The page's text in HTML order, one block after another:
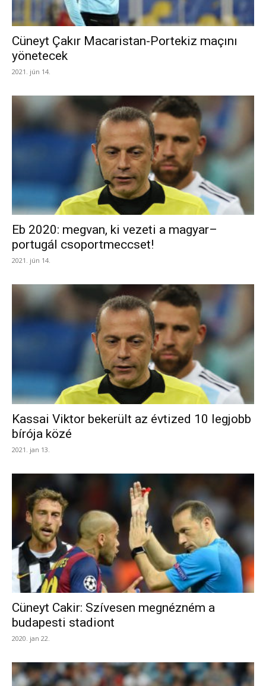
Cüneyt Çakır Macaristan-Portekiz maçını
yönetecek
2021. jún 14.
Eb 2020: megvan, ki vezeti a magyar–
portugál csoportmeccset!
2021. jún 14.
Kassai Viktor bekerült az évtized 10 legjobb
bírója közé
2021. jan 13.
Cüneyt Cakir: Szívesen megnézném a
budapesti stadiont
2020. jan 22.